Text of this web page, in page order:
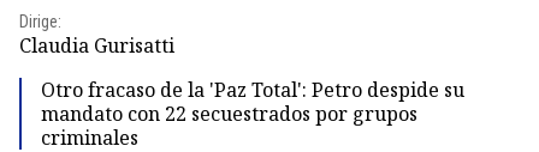
Dirige:
Claudia Gurisatti
Otro fracaso de la 'Paz Total': Petro despide su
mandato con 22 secuestrados por grupos
criminales